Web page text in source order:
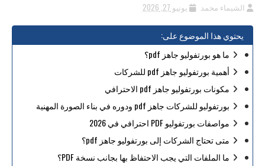
الشيماء محمد يونيو 27, 2026
يحتوي هذا الموضوع على:
ما هو بورتفوليو جاهز pdf؟
أهمية بورتفوليو جاهز pdf للشركات
مكونات بورتفوليو جاهز pdf الاحترافي
بورتفوليو للشركات جاهز pdf ودوره في بناء الصورة المهنية
مواصفات بورتفوليو PDF احترافي في 2026
متى تحتاج الشركات إلى بورتفوليو جاهز pdf؟
ما الملفات التي يجب الاحتفاظ بها بجانب نسخة PDF؟